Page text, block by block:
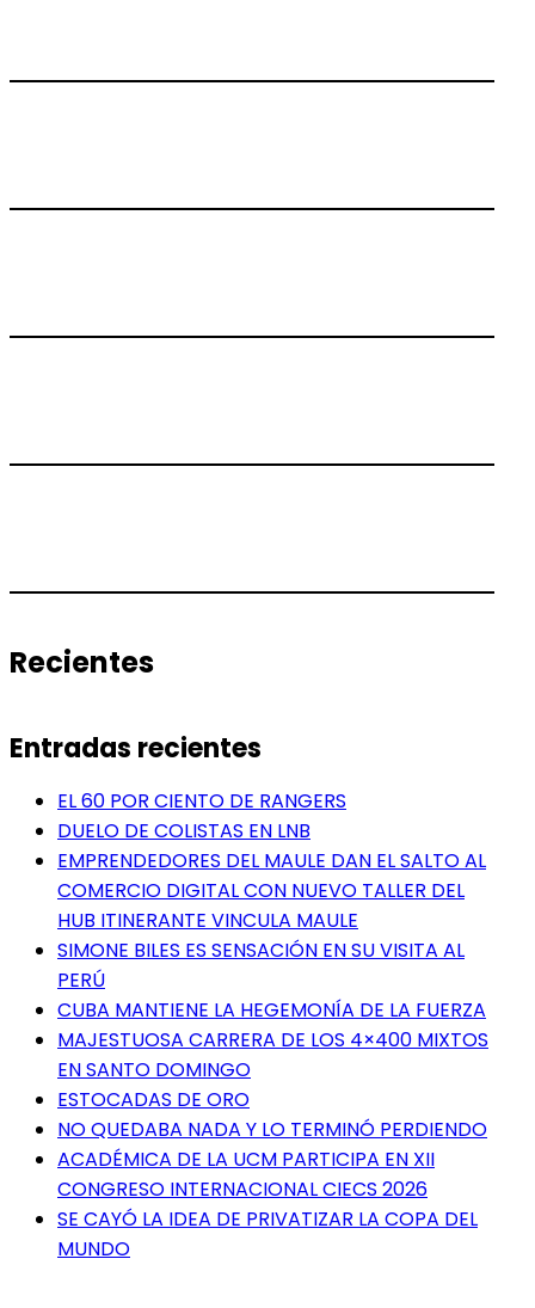
Recientes
Entradas recientes
EL 60 POR CIENTO DE RANGERS
DUELO DE COLISTAS EN LNB
EMPRENDEDORES DEL MAULE DAN EL SALTO AL
COMERCIO DIGITAL CON NUEVO TALLER DEL
HUB ITINERANTE VINCULA MAULE
SIMONE BILES ES SENSACIÓN EN SU VISITA AL
PERÚ
CUBA MANTIENE LA HEGEMONÍA DE LA FUERZA
MAJESTUOSA CARRERA DE LOS 4×400 MIXTOS
EN SANTO DOMINGO
ESTOCADAS DE ORO
NO QUEDABA NADA Y LO TERMINÓ PERDIENDO
ACADÉMICA DE LA UCM PARTICIPA EN XII
CONGRESO INTERNACIONAL CIECS 2026
SE CAYÓ LA IDEA DE PRIVATIZAR LA COPA DEL
MUNDO